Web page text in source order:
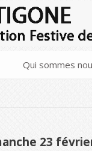
Qui sommes
23